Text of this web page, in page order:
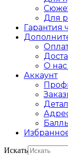
Для
Гарантия
О нас
Аккаунт
Искать